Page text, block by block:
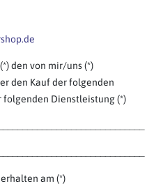
den von mir/uns (*)
den Kauf der folgenden
folgenden Dienstleistung (*)
erhalten am (*)